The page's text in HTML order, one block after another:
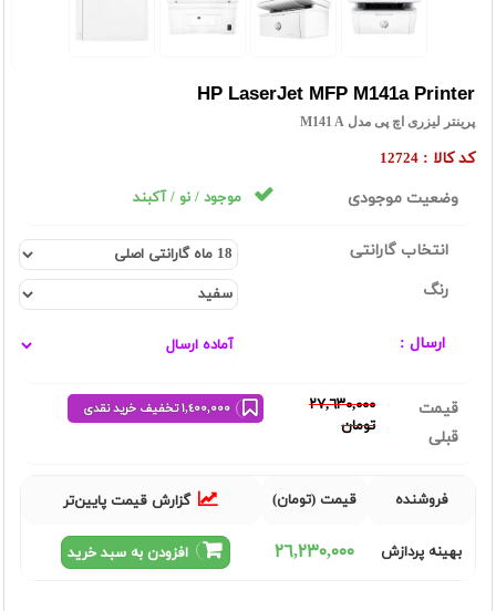
HP LaserJet MFP M141a Printer
پرینتر لیزری اچ پی مدل M141 A
کد کالا : 12724
وضعیت موجودی موجود / نو / آکبند
انتخاب گارانتی
رنگ
ارسال :
قیمت
قبلی
٢٧,٦٣٠,٠٠٠
تومان
فروشنده قیمت (تومان) گزارش قیمت پایین‌تر
بهینه پردازش ٢٦,٢٣٠,٠٠٠ افزودن به سبد خرید